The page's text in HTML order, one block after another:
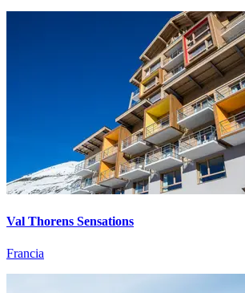
Val Thorens Sensations
Francia